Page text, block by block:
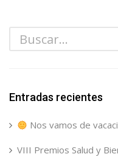
Entradas recientes
Nos vamos de
VIII Premios Salud y